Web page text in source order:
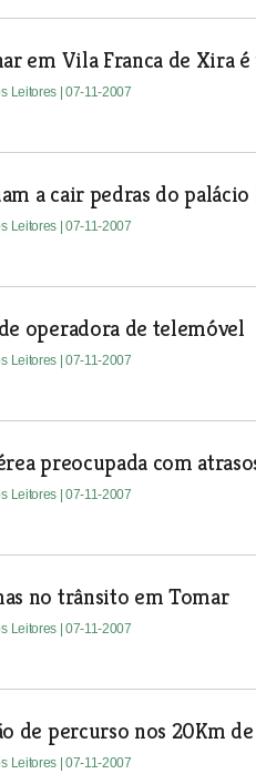
em Vila Franca de Xira
Leitores | 07-11-2007
a cair pedras do palácio
Leitores | 07-11-2007
operadora de telemóvel
Leitores | 07-11-2007
preocupada com
Leitores | 07-11-2007
no trânsito em Tomar
Leitores | 07-11-2007
de percurso nos 20Km
Leitores | 07-11-2007